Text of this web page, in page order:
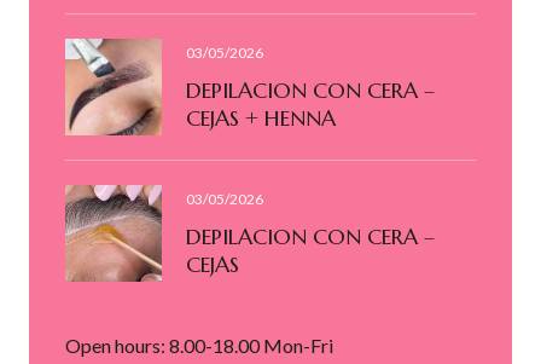
03/05/2026
DEPILACION CON CERA –
CEJAS + HENNA
03/05/2026
DEPILACION CON CERA –
CEJAS
Open hours: 8.00-18.00 Mon-Fri